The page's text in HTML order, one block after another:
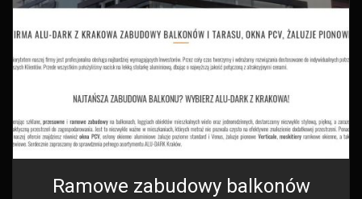
Ramowe zabudowy balkonów